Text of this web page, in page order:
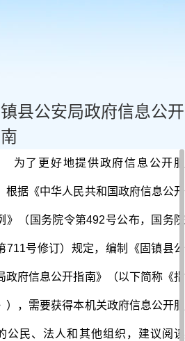
县公安局政府信息公开
为了更好地提供政府信息公开服
根据《中华人民共和国政府信息公开
》（国务院令第492号公布，国务院
711号修订）规定，编制《固镇县公
政府信息公开指南》（以下简称《指
），需要获得本机关政府信息公开服
公民、法人和其他组织，建议阅读